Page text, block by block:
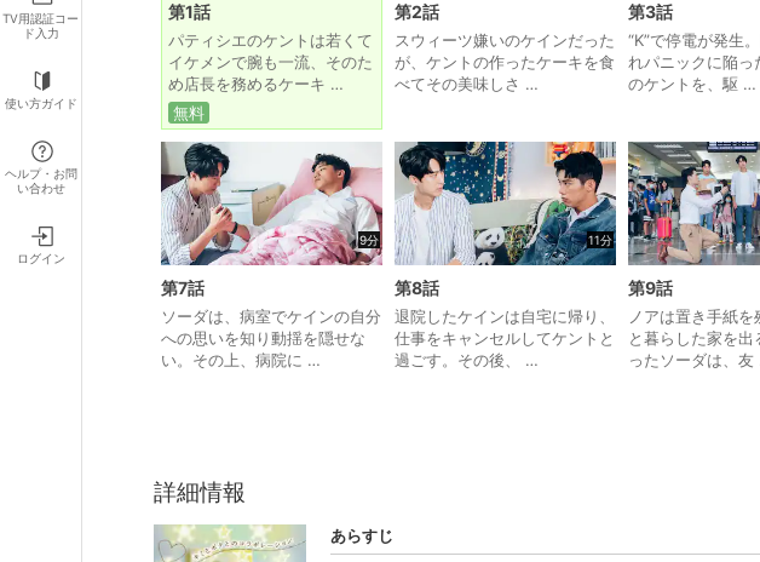
TV用認証コー
ド入力
使い方ガイド
ヘルプ・お問
い合わせ
ログイン
第1話
パティシエのケントは若くて
イケメンで腕も一流、そのた
め店長を務めるケーキ …
無料
第2話
スウィーツ嫌いのケインだった
が、ケントの作ったケーキを食
べてその美味しさ …
第3話
“K”で停電が発生
れパニックに陥っ
のケントを、駆 …
9分
第7話
ソーダは、病室でケインの自分
への思いを知り動揺を隠せな
い。その上、病院に …
11分
第8話
退院したケインは自宅に帰り、
仕事をキャンセルしてケントと
過ごす。その後、 …
第9話
ノアは置き手紙
と暮らした家を出
ったソーダは、
詳細情報
あらすじ